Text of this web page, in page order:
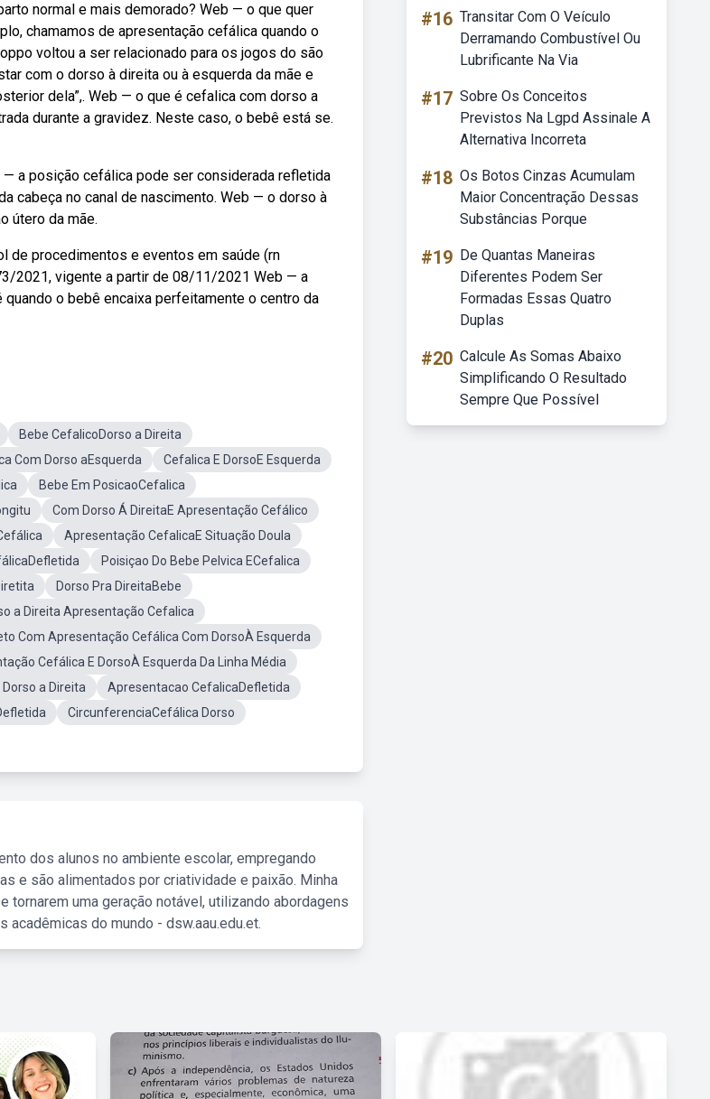
normal e mais demorado? Web — o que quer
chamamos de apresentação cefálica quando o
voltou a ser relacionado para os jogos do são
com o dorso à direita ou à esquerda da mãe e
dela”,. Web — o que é cefalica com dorso a
durante a gravidez. Neste caso, o bebê está se.
a posição cefálica pode ser considerada refletida
cabeça no canal de nascimento. Web — o dorso à
útero da mãe.
de procedimentos e eventos em saúde (rn
2021, vigente a partir de 08/11/2021 Web — a
o bebê encaixa perfeitamente o centro da
Bebe CefalicoDorso a Direita
Com Dorso aEsquerda
Cefalica E DorsoE Esquerda
Bebe Em PosicaoCefalica
Com Dorso Á DireitaE Apresentação Cefálico
Apresentação CefalicaE Situação Doula
Poisiçao Do Bebe Pelvica ECefalica
Dorso Pra DireitaBebe
a Direita Apresentação Cefalica
Com Apresentação Cefálica Com DorsoÀ Esquerda
Cefálica E DorsoÀ Esquerda Da Linha Média
a Direita
Apresentacao CefalicaDefletida
CircunferenciaCefálica Dorso
dos alunos no ambiente escolar, empregando
e são alimentados por criatividade e paixão. Minha
uma geração notável, utilizando abordagens
do mundo - dsw.aau.edu.et.
#16 Transitar Com O Veículo
Derramando Combustível Ou
Lubrificante Na Via
#17 Sobre Os Conceitos
Previstos Na Lgpd Assinale A
Alternativa Incorreta
#18 Os Botos Cinzas Acumulam
Maior Concentração Dessas
Substâncias Porque
#19 De Quantas Maneiras
Diferentes Podem Ser
Formadas Essas Quatro
Duplas
#20 Calcule As Somas Abaixo
Simplificando O Resultado
Sempre Que Possível